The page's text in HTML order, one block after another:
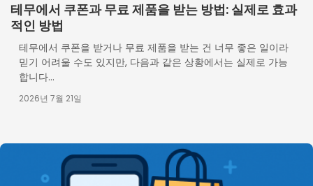
테무에서 쿠폰과 무료 제품을 받는 방법: 실제로 효과
적인 방법
테무에서 쿠폰을 받거나 무료 제품을 받는 건 너무 좋은 일이라
믿기 어려울 수도 있지만, 다음과 같은 상황에서는 실제로 가능
합니다...
2026년 7월 21일